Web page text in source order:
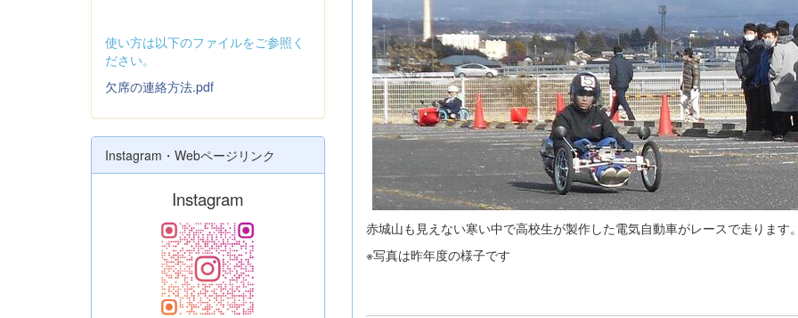
赤城山も見えない寒い中で高校生が製作した電気自動車がレースで走ります
※写真は昨年度の様子です
使い方は以下のファイルをご参照く
ださい。
欠席の連絡方法.pdf
Instagram・Webページリンク
Instagram